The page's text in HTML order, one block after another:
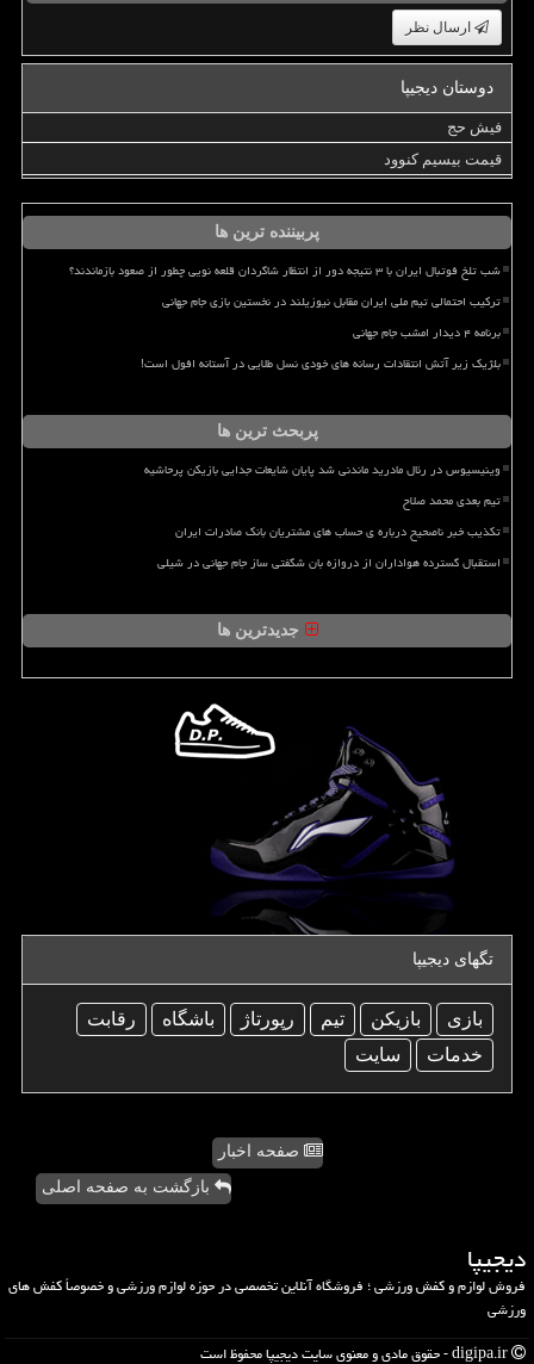
ارسال نظر
دوستان دیجیپا
فیش حج
قیمت بیسیم کنوود
پربیننده ترین ها
شب تلخ فوتبال ایران با ۳ نتیجه دور از انتظار شاگردان قلعه نویی چطور از صعود بازماندند؟
ترکیب احتمالی تیم ملی ایران مقابل نیوزیلند در نخستین بازی جام جهانی
برنامه ۴ دیدار امشب جام جهانی
بلژیک زیر آتش انتقادات رسانه های خودی نسل طلایی در آستانه افول است!
پربحث ترین ها
وینیسیوس در رئال مادرید ماندنی شد پایان شایعات جدایی بازیکن پرحاشیه
تیم بعدی محمد صلاح
تکذیب خبر ناصحیح درباره ی حساب های مشتریان بانک صادرات ایران
استقبال گسترده هواداران از دروازه بان شگفتی ساز جام جهانی در شیلی
جدیدترین ها
تگهای دیجیپا
بازی بازیكن تیم رپورتاژ باشگاه
رقابت
خدمات
سایت
صفحه اخبار
بازگشت به صفحه اصلی
دیجیپا
فروش لوازم و کفش ورزشی ؛ فروشگاه آنلاین تخصصی در حوزه لوازم ورزشی و خصوصاً کفش های
ورزشی